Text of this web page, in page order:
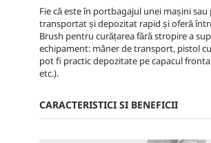
Fie că este în portbagajul unei mașini
transportat și depozitat rapid și oferă
Brush pentru curățarea fără stropire a
echipament: mâner de transport, pistol
pot fi practic depozitate pe capacul
etc.).
CARACTERISTICI SI BENEFICII